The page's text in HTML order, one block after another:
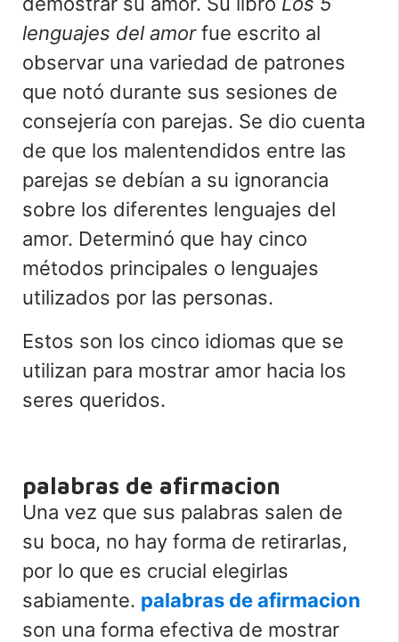
lenguajes del amorfue escrito al
observar una variedad de patrones
que notó durante sus sesiones de
consejería con parejas. Se dio cuenta
de que los malentendidos entre las
parejas se debían a su ignorancia
sobre los diferentes lenguajes del
amor. Determinó que hay cinco
métodos principales o lenguajes
utilizados por las personas.
Estos son los cinco idiomas que se
utilizan para mostrar amor hacia los
seres queridos.
palabras de afirmacion
Una vez que sus palabras salen de
su boca, no hay forma de retirarlas,
por lo que es crucial elegirlas
sabiamente. palabras de afirmacion
son una forma efectiva de mostrar